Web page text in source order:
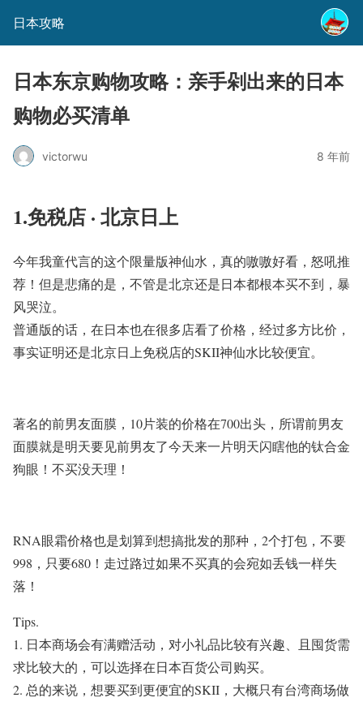
日本攻略
日本东京购物攻略：亲手剁出来的日本
购物必买清单
victorwu 8 年前
1.免税店 · 北京日上
今年我童代言的这个限量版神仙水，真的嗷嗷好看，怒吼推
荐！但是悲痛的是，不管是北京还是日本都根本买不到，暴
风哭泣。
普通版的话，在日本也在很多店看了价格，经过多方比价，
事实证明还是北京日上免税店的SKII神仙水比较便宜。
著名的前男友面膜， 10片装的价格在700出头，所谓前男友
面膜就是明天要见前男友了今天来一片明天闪瞎他的钛合金
狗眼！不买没天理！
RNA眼霜价格也是划算到想搞批发的那种， 2个打包，不要
998 ，只要680 ！走过路过如果不买真的会宛如丢钱一样失
落！
Tips.
1. 日本商场会有满赠活动，对小礼品比较有兴趣、且囤货需
求比较大的，可以选择在日本百货公司购买。
2. 总的来说，想要买到更便宜的SKII ，大概只有台湾商场做